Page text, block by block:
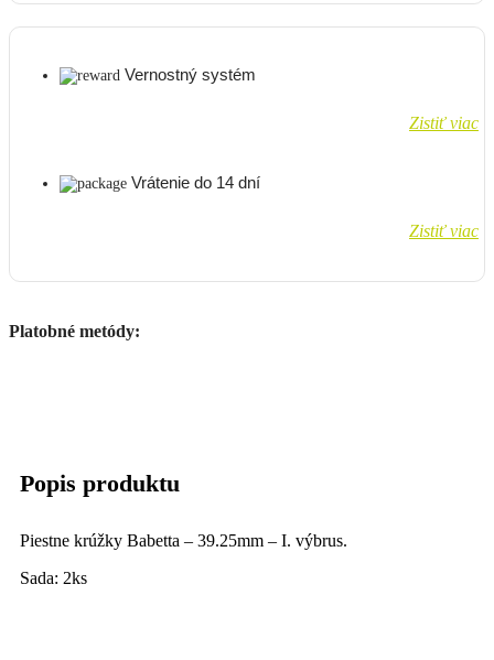
Vernostný systém
Zistiť viac
Vrátenie do 14 dní
Zistiť viac
Platobné metódy:
Popis produktu
Piestne krúžky Babetta – 39.25mm – I. výbrus.
Sada: 2ks